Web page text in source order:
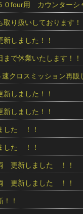
０four用 カウンター
取り扱いしております！
しました！！
まで休業いたします！！
速クロスミッション再販
しました！！
しました！！
した ！！
した ！！
更新しました ！！
更新しました ！！
！